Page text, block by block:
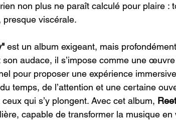
non plus ne paraît calculé pour plaire :
presque viscérale.
est un album exigeant, mais
audace, il s’impose comme une
pour proposer une expérience
temps, de l’attention et une certaine
qui s’y plongent. Avec cet album,
capable de transformer la musique